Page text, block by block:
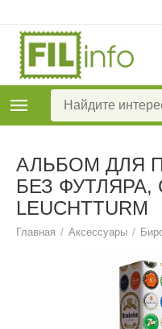
АЛЬБОМ ДЛЯ
БЕЗ
LEUCHTTURM
Главная / Аксессуары /